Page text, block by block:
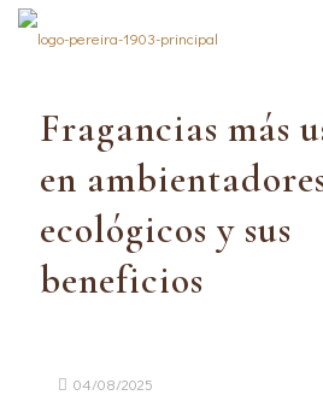
Fragancias más
en
ecológicos y sus
beneficios
04/08/2025